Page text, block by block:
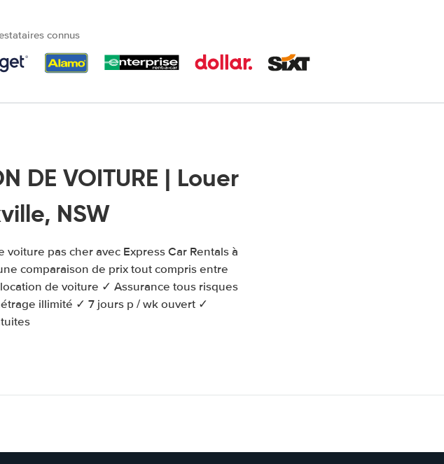
connus
DE VOITURE | Louer
NSW
pas cher avec Express Car Rentals à
comparaison de prix tout compris entre
de voiture ✓ Assurance tous risques
illimité ✓ 7 jours p / wk ouvert ✓